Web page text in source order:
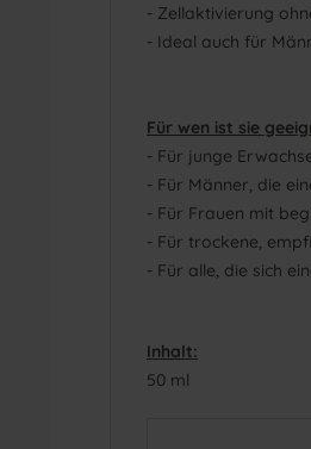
- Zellaktivierung
- Ideal auch für
Für wen ist sie
- Für junge
- Für Männer, die
- Für Frauen mit
- Für trockene,
- Für alle, die sich
Inhalt:
50 ml